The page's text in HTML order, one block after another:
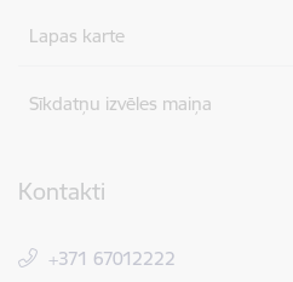
Lapas karte
Sīkdatņu izvēles maiņa
Kontakti
+371 67012222